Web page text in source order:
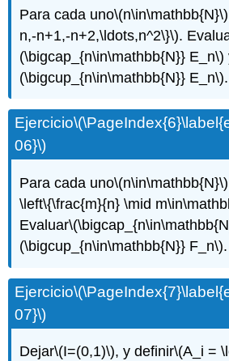
Para cada uno\(n\in\mathbb{N}\)
n,-n+1,-n+2,\ldots,n^2\}\).
(\bigcap_{n\in\mathbb{N}} E_n\)
(\bigcup_{n\in\mathbb{N}} E_n\).
Ejercicio
06}\)
Para cada uno\(n\in\mathbb{N}\)
\left\{\frac{m}{n} \mid
Evaluar
(\bigcup_{n\in\mathbb{N}} F_n\).
Ejercicio
07}\)
Dejar\(I=(0,1)\), y definir\(A_i =